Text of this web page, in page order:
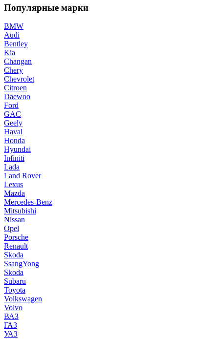
Популярные марки
BMW
Audi
Bentley
Kia
Changan
Chery
Chevrolet
Citroen
Daewoo
Ford
GAC
Geely
Haval
Honda
Hyundai
Infiniti
Lada
Land Rover
Lexus
Mazda
Mercedes-Benz
Mitsubishi
Nissan
Opel
Porsche
Renault
Skoda
SsangYong
Skoda
Subaru
Toyota
Volkswagen
Volvo
ВАЗ
ГАЗ
УАЗ